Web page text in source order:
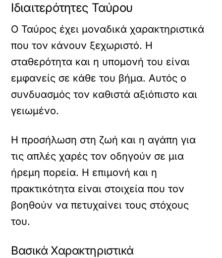
Ιδιαιτερότητες Ταύρου
Ο Ταύρος έχει μοναδικά χαρακτηριστικά
που τον κάνουν ξεχωριστό. Η
σταθερότητα και η υπομονή του είναι
εμφανείς σε κάθε του βήμα. Αυτός ο
συνδυασμός τον καθιστά αξιόπιστο και
γειωμένο.
Η προσήλωση στη ζωή και η αγάπη για
τις απλές χαρές τον οδηγούν σε μια
ήρεμη πορεία. Η επιμονή και η
πρακτικότητα είναι στοιχεία που τον
βοηθούν να πετυχαίνει τους στόχους
του.
Βασικά Χαρακτηριστικά